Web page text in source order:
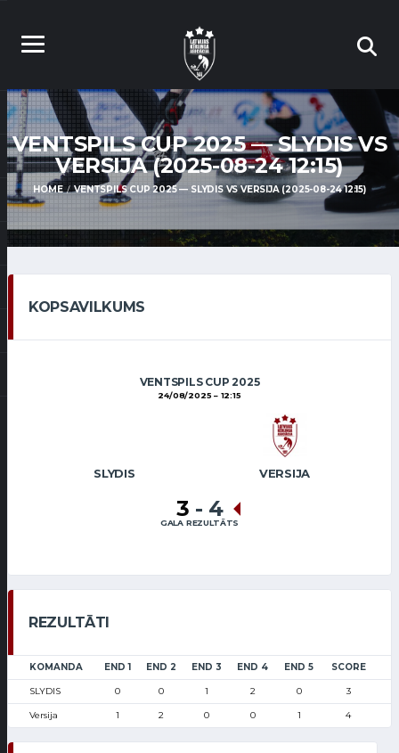
VENTSPILS CUP 2025 — SLYDIS VS
VERSIJA (2025-08-24 12:15)
HOME VENTSPILS CUP 2025 — SLYDIS VS VERSIJA (2025-08-24 12:15)
KOPSAVILKUMS
VENTSPILS CUP 2025
24/08/2025 12:15
SLYDIS VERSIJA
3 - 4
GALA REZULTĀTS
REZULTĀTI
KOMANDA END 1 END 2 END 3 END 4 END 5 SCORE
SLYDIS 0 0 1 2 0 3
Versija 1 2 0 0 1 4